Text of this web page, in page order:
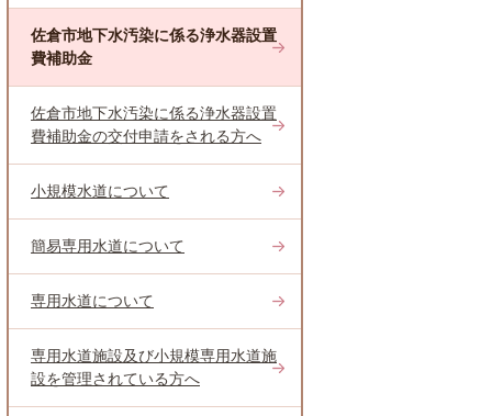
佐倉市地下水汚染に係る浄水器設置
費補助金
佐倉市地下水汚染に係る浄水器設置
費補助金の交付申請をされる方へ
小規模水道について
簡易専用水道について
専用水道について
専用水道施設及び小規模専用水道施
設を管理されている方へ